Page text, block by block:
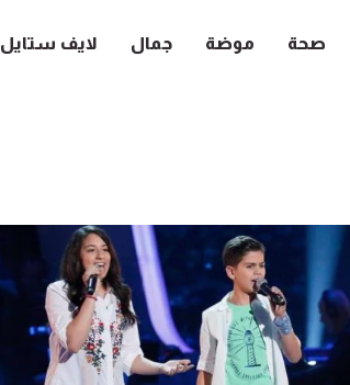
صحة موضة جمال لايف ستايل